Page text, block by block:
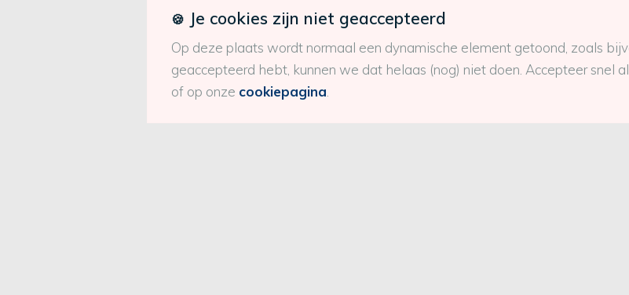
🍪 Je cookies zijn niet geaccepteerd
Op deze plaats wordt normaal een dynamische element getoond, zoals
geaccepteerd hebt, kunnen we dat helaas (nog) niet doen. Accepteer snel
of op onze cookiepagina